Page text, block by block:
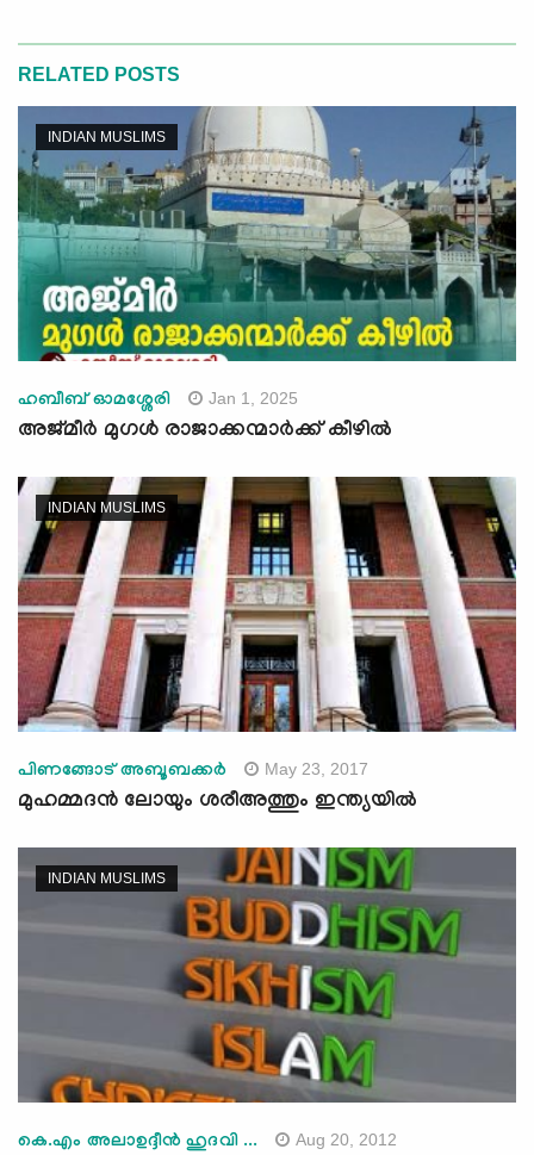
RELATED POSTS
INDIAN MUSLIMS
ഹബീബ് ഓമശ്ശേരി Jan 1, 2025
അജ്മീർ മുഗൾ രാജാക്കന്മാർക്ക് കീഴിൽ
INDIAN MUSLIMS
പിണങ്ങോട് അബൂബക്കര്‍ May 23, 2017
മുഹമ്മദന്‍ ലോയും ശരീഅത്തും ഇന്ത്യയില്‍
INDIAN MUSLIMS
കെ.എം അലാഉദ്ദീന്‍ ഹുദവി ... Aug 20, 2012